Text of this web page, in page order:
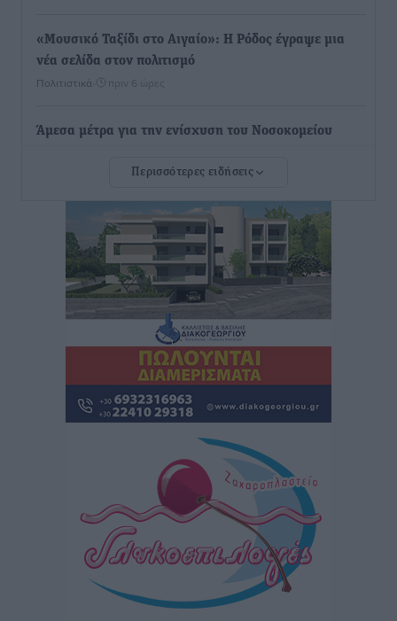
«Μουσικό Ταξίδι στο Αιγαίο»: Η Ρόδος έγραψε μια
νέα σελίδα στον πολιτισμό
Πολιτιστικά πριν 6 ώρες
Άμεσα μέτρα για την ενίσχυση του Νοσοκομείου
ανακοίνωσε ο Άδωνις Γεωργιάδης
Iατρικός Σύλλογος Ροδου προς Α. Γεωργιάδη:
Στρατηγικές Προτάσεις για την Ενίσχυση της
Δημόσιας Υγείας στη Νησιωτική Ελλάδα και στα
Νοσοκομεία της Γ΄ Ζώνης
πριν 7 ώρες
Πάνθηρες: Ξεκίνησαν αισιόδοξοι για την παρθενική
“πτήση” τους
Αθλητικά• πριν 7 ώρες
Άρης Αρχαγγέλου: Στο πλευρό του άτυχου Ιάκωβου
• πριν 7 ώρες
Φοίβος: Η μεγάλη επιστροφή του Μπρένο Σαλβατιέρα
πριν 7 ώρες
Περισσότερες ειδήσεις